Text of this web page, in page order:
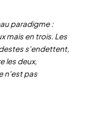
paradigme :
mais en trois. Les
s'endettent,
les deux,
n'est pas